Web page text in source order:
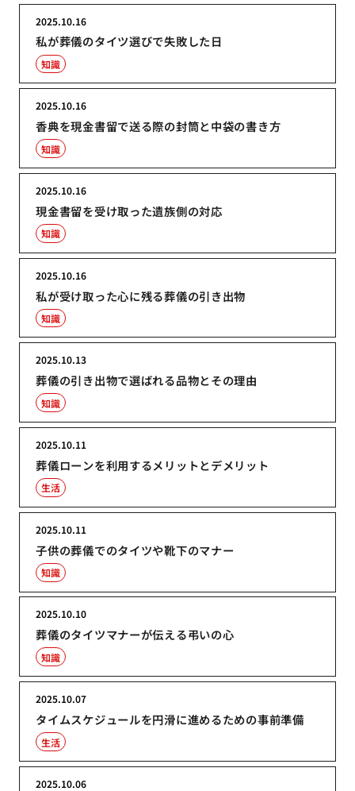
私が葬儀のタイツ選びで失敗した日
2025.10.16
知識
香典を現金書留で送る際の封筒と中袋の書き方
2025.10.16
知識
現金書留を受け取った遺族側の対応
2025.10.16
知識
私が受け取った心に残る葬儀の引き出物
2025.10.16
知識
葬儀の引き出物で選ばれる品物とその理由
2025.10.13
知識
葬儀ローンを利用するメリットとデメリット
2025.10.11
生活
子供の葬儀でのタイツや靴下のマナー
2025.10.11
知識
葬儀のタイツマナーが伝える弔いの心
2025.10.10
知識
タイムスケジュールを円滑に進めるための事前準備
2025.10.07
生活
2025.10.06